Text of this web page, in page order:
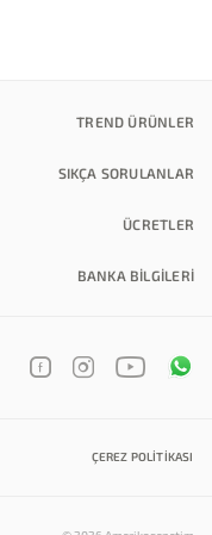
TREND ÜRÜNLER
SIKÇA SORULANLAR
ÜCRETLER
BANKA BILGILERI
ÇEREZ POLITIKASI